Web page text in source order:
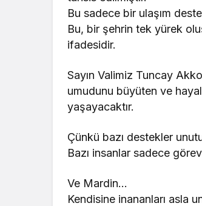
Bu sadece bir ulaşım
Bu, bir şehrin tek yürek
ifadesidir.
Sayın Valimiz Tuncay
umudunu büyüten ve
yaşayacaktır.
Çünkü bazı destekler
Bazı insanlar sadece
Ve Mardin…
Kendisine inananları asla